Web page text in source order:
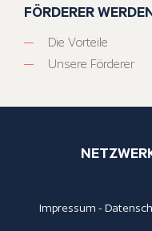
FÖRDERER
Die Vorteile
Unsere Förderer
Impressum -